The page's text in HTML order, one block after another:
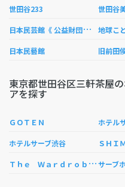
世田谷233
日
本民芸館《 公益財団法人 》
日本民藝館 旧前田
東京都世田谷区三軒茶屋
アを探す
ＧＯＴＥＮ ホテル
ホテルサーブ渋谷
Ｔ
ｈｅ Ｗａｒｄｒｏｂｅ Ｈｏｓｔｅｌ ＦＯＲＥＳＴ Ｓｈｉｍｏｋｉｔａｚａｗａサーブ